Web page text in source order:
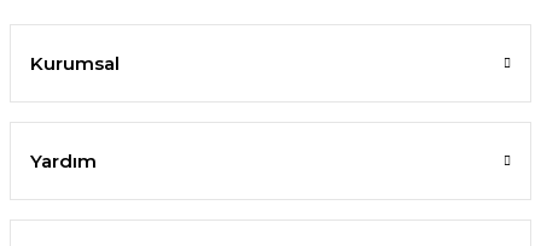
Kurumsal
Yardım